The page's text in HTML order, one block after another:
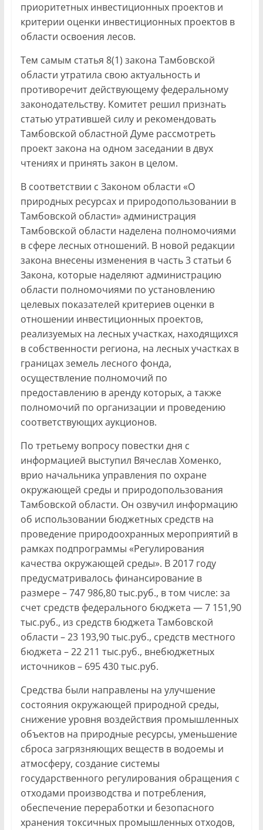
приоритетных инвестиционных проектов и
критерии оценки инвестиционных проектов в
области освоения лесов.
Тем самым статья 8(1) закона Тамбовской
области утратила свою актуальность и
противоречит действующему федеральному
законодательству. Комитет решил признать
статью утратившей силу и рекомендовать
Тамбовской областной Думе рассмотреть
проект закона на одном заседании в двух
чтениях и принять закон в целом.
В соответствии с Законом области «О
природных ресурсах и природопользовании в
Тамбовской области» администрация
Тамбовской области наделена полномочиями
в сфере лесных отношений. В новой редакции
закона внесены изменения в часть 3 статьи 6
Закона, которые наделяют администрацию
области полномочиями по установлению
целевых показателей критериев оценки в
отношении инвестиционных проектов,
реализуемых на лесных участках, находящихся
в собственности региона, на лесных участках в
границах земель лесного фонда,
осуществление полномочий по
предоставлению в аренду которых, а также
полномочий по организации и проведению
соответствующих аукционов.
По третьему вопросу повестки дня с
информацией выступил Вячеслав Хоменко,
врио начальника управления по охране
окружающей среды и природопользования
Тамбовской области. Он озвучил информацию
об использовании бюджетных средств на
проведение природоохранных мероприятий в
рамках подпрограммы «Регулирования
качества окружающей среды». В 2017 году
предусматривалось финансирование в
размере – 747 986,80 тыс.руб., в том числе: за
счет средств федерального бюджета — 7 151,90
тыс.руб., из средств бюджета Тамбовской
области – 23 193,90 тыс.руб., средств местного
бюджета – 22 211 тыс.руб., внебюджетных
источников – 695 430 тыс.руб.
Средства были направлены на улучшение
состояния окружающей природной среды,
снижение уровня воздействия промышленных
объектов на природные ресурсы, уменьшение
сброса загрязняющих веществ в водоемы и
атмосферу, создание системы
государственного регулирования обращения с
отходами производства и потребления,
обеспечение переработки и безопасного
хранения токсичных промышленных отходов,